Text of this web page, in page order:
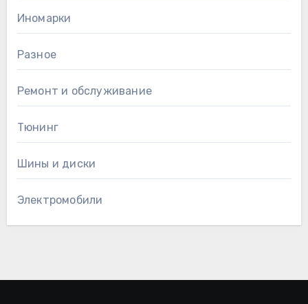
Иномарки
Разное
Ремонт и обслуживание
Тюнинг
Шины и диски
Электромобили